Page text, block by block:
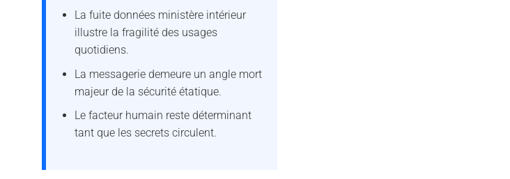
La fuite données ministère intérieur
illustre la fragilité des usages
quotidiens.
La messagerie demeure un angle mort
majeur de la sécurité étatique.
Le facteur humain reste déterminant
tant que les secrets circulent.